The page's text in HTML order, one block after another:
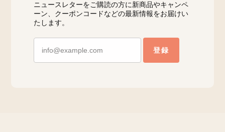
ニュースレターをご購読の方に新商品やキャンペ
ーン、クーポンコードなどの最新情報をお届けい
たします。
登録